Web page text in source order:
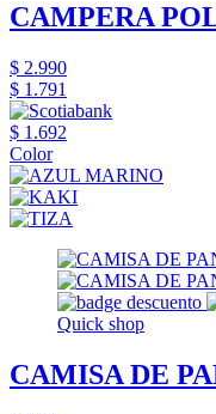
CAMPERA
$ 2.990
$ 1.791
$ 1.692
Color
Quick shop
CAMISA DE